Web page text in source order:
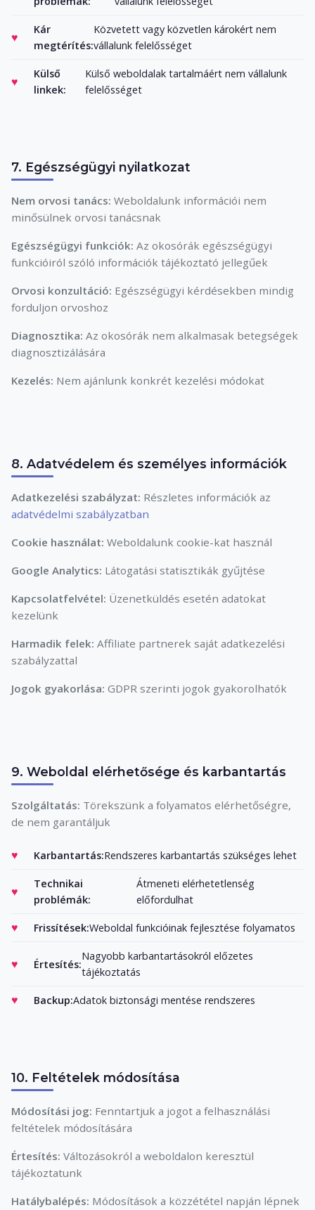
Kár
megtérítés:
Közvetett vagy közvetlen károkért nem
vállalunk felelősséget
Külső
linkek:
Külső weboldalak tartalmáért nem vállalunk
felelősséget
7. Egészségügyi nyilatkozat
Nem orvosi tanács: Weboldalunk információi nem
minősülnek orvosi tanácsnak
Egészségügyi funkciók: Az okosórák egészségügyi
funkcióiról szóló információk tájékoztató jellegűek
Orvosi konzultáció: Egészségügyi kérdésekben mindig
forduljon orvoshoz
Diagnosztika: Az okosórák nem alkalmasak betegségek
diagnosztizálására
Kezelés: Nem ajánlunk konkrét kezelési módokat
8. Adatvédelem és személyes információk
Adatkezelési szabályzat: Részletes információk az
adatvédelmi szabályzatban
Cookie használat: Weboldalunk cookie-kat használ
Google Analytics: Látogatási statisztikák gyűjtése
Kapcsolatfelvétel: Üzenetküldés esetén adatokat
kezelünk
Harmadik felek: Affiliate partnerek saját adatkezelési
szabályzattal
Jogok gyakorlása: GDPR szerinti jogok gyakorolhatók
9. Weboldal elérhetősége és karbantartás
Szolgáltatás: Törekszünk a folyamatos elérhetőségre,
de nem garantáljuk
Karbantartás:Rendszeres karbantartás szükséges lehet
Technikai
problémák:
Átmeneti elérhetetlenség
előfordulhat
Frissítések:Weboldal funkcióinak fejlesztése folyamatos
Értesítés:
Nagyobb karbantartásokról előzetes
tájékoztatás
Backup:Adatok biztonsági mentése rendszeres
10. Feltételek módosítása
Módosítási jog: Fenntartjuk a jogot a felhasználási
feltételek módosítására
Értesítés: Változásokról a weboldalon keresztül
tájékoztatunk
Hatálybalépés: Módosítások a közzététel napján lépnek